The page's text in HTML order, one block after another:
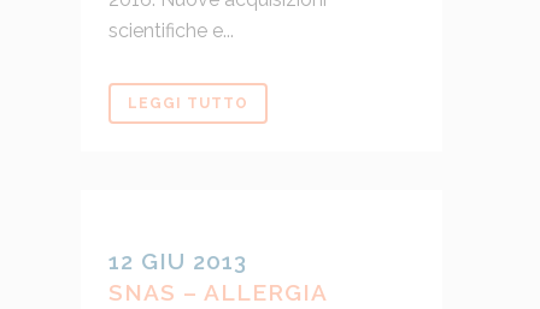
scientifiche e...
LEGGI TUTTO
12 GIU 2013
SNAS – ALLERGIA